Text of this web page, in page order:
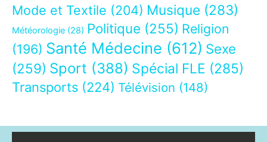
Mode et Textile (204) Musique (283)
Météorologie (28) Politique (255) Religion
(196) Santé Médecine (612) Sexe
(259) Sport (388) Spécial FLE (285)
Transports (224) Télévision (148)